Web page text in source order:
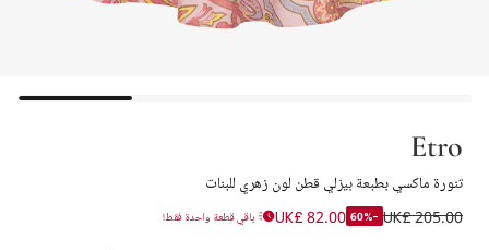
Etro
تنورة ماكسي بطبعة بيزلي قطن لون زهري للبنات
UK£ 205.00
-60%
UK£ 82.00 باقي قطعة واحدة فقط!